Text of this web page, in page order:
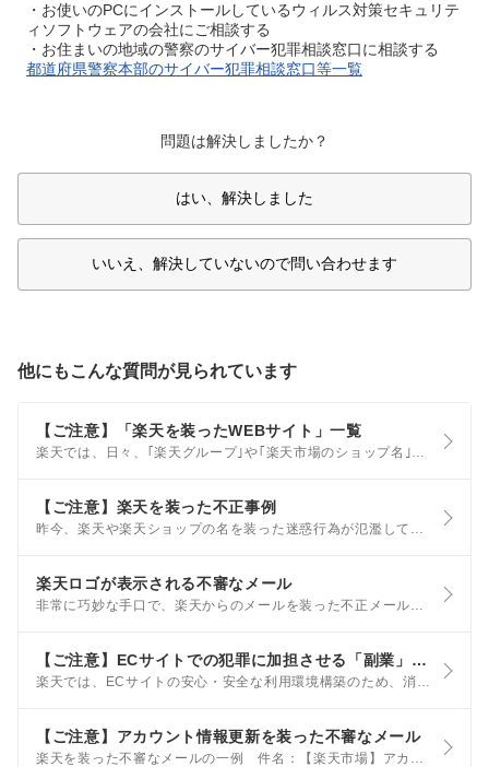
・お使いのPCにインストールしているウィルス対策セキュリテ
ィソフトウェアの会社にご相談する
・お住まいの地域の警察のサイバー犯罪相談窓口に相談する
都道府県警察本部のサイバー犯罪相談窓口等一覧
問題は解決しましたか？
はい、解決しました
いいえ、解決していないので問い合わせます
他にもこんな質問が見られています
【ご注意】「楽天を装ったWEBサイト」一覧
【ご注意】楽天を装った不正事例
楽天ロゴが表示される不審なメール
【ご注意】ECサイトでの犯罪に加担させる「副業」勧誘について
【ご注意】アカウント情報更新を装った不審なメール